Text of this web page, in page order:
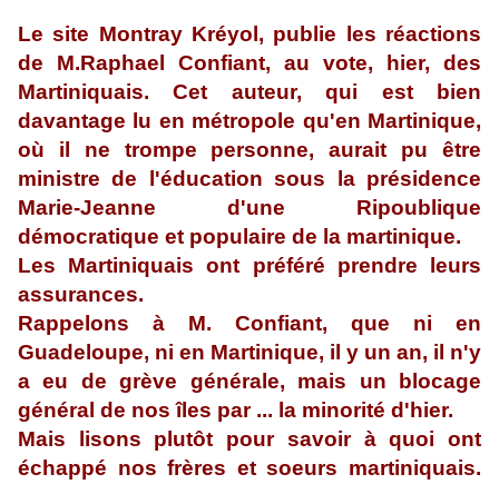
Le site Montray Kréyol, publie les réactions
de M.Raphael Confiant, au vote, hier, des
Martiniquais. Cet auteur, qui est bien
davantage lu en métropole qu'en Martinique,
où il ne trompe personne, aurait pu être
ministre de l'éducation sous la présidence
Marie-Jeanne d'une Ripoublique
démocratique et populaire de la martinique.
Les Martiniquais ont préféré prendre leurs
assurances.
Rappelons à M. Confiant, que ni en
Guadeloupe, ni en Martinique, il y un an, il n'y
a eu de grève générale, mais un blocage
général de nos îles par ... la minorité d'hier.
Mais lisons plutôt pour savoir à quoi ont
échappé nos frères et soeurs martiniquais.